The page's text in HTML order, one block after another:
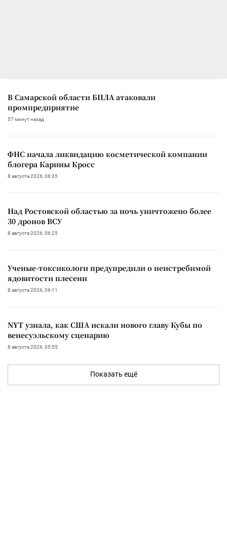
В Самарской области БПЛА атаковали
промпредприятие
57 минут назад
ФНС начала ликвидацию косметической компании
блогера Карины Кросс
8 августа 2026, 06:35
Над Ростовской областью за ночь уничтожено более
30 дронов ВСУ
8 августа 2026, 06:25
Ученые-токсикологи предупредили о неистребимой
ядовитости плесени
8 августа 2026, 06:11
NYT узнала, как США искали нового главу Кубы по
венесуэльскому сценарию
8 августа 2026, 05:55
Показать ещё